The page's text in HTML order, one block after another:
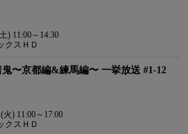
) 11:00～14:30
クスＨＤ
〜京都編&練馬編〜 一挙放送 #1-12
火) 11:00～17:00
クスＨＤ